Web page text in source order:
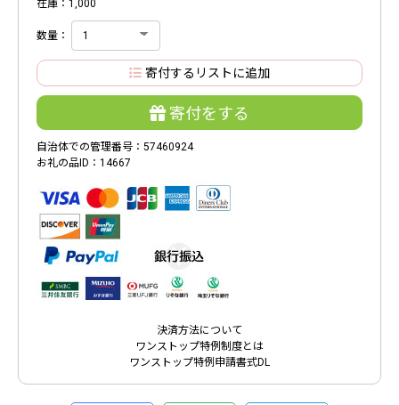
在庫：1,000
数量：
寄付するリストに追加
寄付をする
自治体での管理番号：57460924
お礼の品ID：14667
決済方法について
ワンストップ特例制度とは
ワンストップ特例申請書式DL